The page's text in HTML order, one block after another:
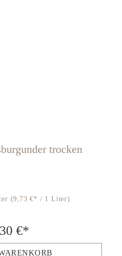
trocken
(9,73 €* / 1 Liter)
€*